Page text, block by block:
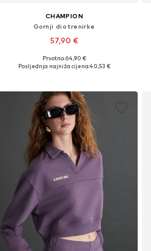
CHAMPION
Gornji dio trenirke
57,90 €
Dostupne veličine: XS, S, M, L, XL
Prvotno: 64,90 €
Posljednja najniža cijena:40,53 €